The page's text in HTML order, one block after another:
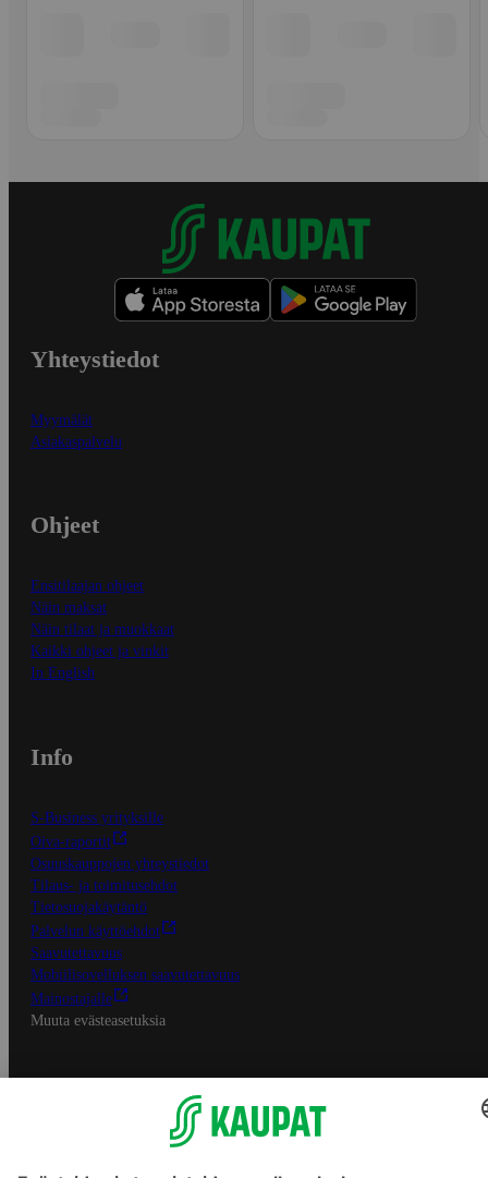
Yhteystiedot
Myymälät
Asiakaspalvelu
Ohjeet
Ensitilaajan ohjeet
Näin maksat
Näin tilaat ja muokkaat
Kaikki ohjeet ja vinkit
In English
Info
S-Business yrityksille
Oiva-raportit
Osuuskauppojen yhteystiedot
Tilaus- ja toimitusehdot
Tietosuojakäytäntö
Palvelun käyttöehdot
Saavutettavuus
Mobiilisovelluksen saavutettavuus
Mainostajalle
Muuta evästeasetuksia
S-ryhmän palvelut